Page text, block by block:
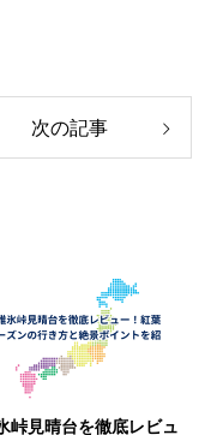
次の記事
峠見晴台を徹底レビュ